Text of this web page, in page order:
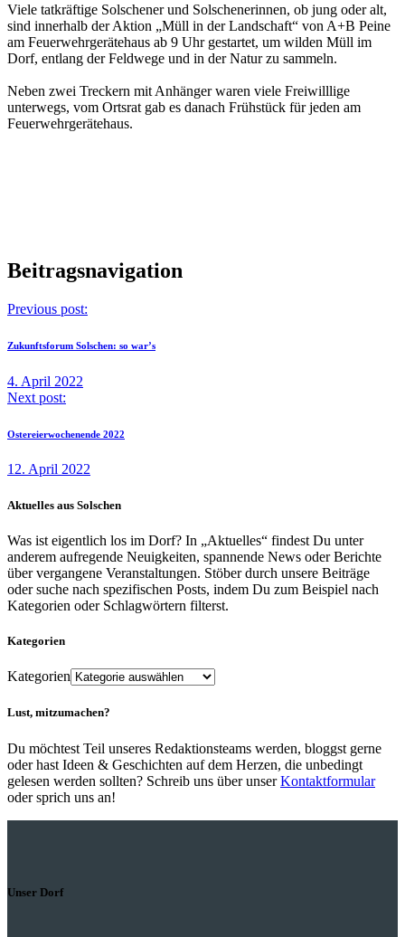
Viele tatkräftige Solschener und Solschenerinnen, ob jung oder alt,
sind innerhalb der Aktion „Müll in der Landschaft“ von A+B Peine
am Feuerwehrgerätehaus ab 9 Uhr gestartet, um wilden Müll im
Dorf, entlang der Feldwege und in der Natur zu sammeln.
Neben zwei Treckern mit Anhänger waren viele Freiwilllige
unterwegs, vom Ortsrat gab es danach Frühstück für jeden am
Feuerwehrgerätehaus.
Beitragsnavigation
Previous post:
Zukunftsforum Solschen: so war’s
4. April 2022
Next post:
Ostereierwochenende 2022
12. April 2022
Aktuelles aus Solschen
Was ist eigentlich los im Dorf? In „Aktuelles“ findest Du unter
anderem aufregende Neuigkeiten, spannende News oder Berichte
über vergangene Veranstaltungen. Stöber durch unsere Beiträge
oder suche nach spezifischen Posts, indem Du zum Beispiel nach
Kategorien oder Schlagwörtern filterst.
Kategorien
Kategorien
Lust, mitzumachen?
Du möchtest Teil unseres Redaktionsteams werden, bloggst gerne
oder hast Ideen & Geschichten auf dem Herzen, die unbedingt
gelesen werden sollten? Schreib uns über unserKontaktformular
oder sprich uns an!
Unser Dorf